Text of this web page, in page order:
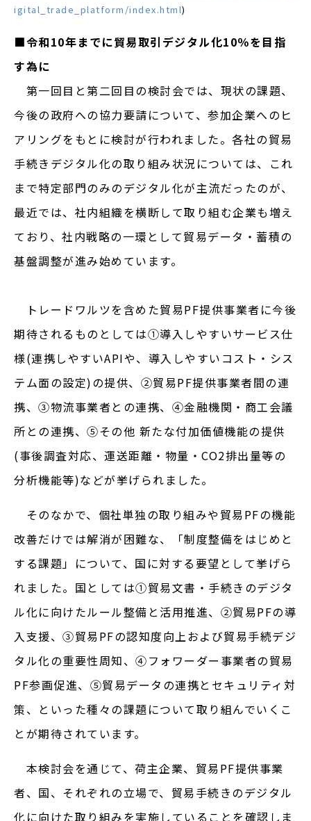
igital_trade_platform/index.html)
■令和10年までに貿易取引デジタル化10％を目指
す為に
第一回目と第二回目の検討会では、現状の課題、
今後の政府への協力要請について、参加企業へのヒ
アリングをもとに検討が行われました。各社の貿易
手続きデジタル化の取り組み状況については、これ
まで特定部門のみのデジタル化が主流だったのが、
最近では、社内組織を横断して取り組む企業も増え
ており、社内戦略の一環として貿易データ・蓄積の
基盤調整が進み始めています。
トレードワルツを含めた貿易PF提供事業者に今後
期待されるものとしては①導入しやすいサービス仕
様(連携しやすいAPIや、導入しやすいコスト・シス
テム面の設定)の提供、➁貿易PF提供事業者間の連
携、③物流事業者との連携、④金融機関・商工会議
所との連携、➄その他 新たな付加価値機能の提供
(事後調査対応、運送距離・物量・CO2排出量等の
分析機能等)などが挙げられました。
そのなかで、個社単独の取り組みや貿易PFの機能
改善だけでは解消が困難な、「制度整備をはじめと
する課題」について、国に対する要望として挙げら
れました。国としては①貿易文書・手続きのデジタ
ル化に向けたルール整備と活用推進、➁貿易PFの導
入支援、③貿易PFの認知度向上および貿易手続デジ
タル化の重要性周知、④フォワーダー事業者の貿易
PF参画促進、➄貿易データの連携とセキュリティ対
策、といった種々の課題について取り組んでいくこ
とが期待されています。
本検討会を通じて、荷主企業、貿易PF提供事業
者、国、それぞれの立場で、貿易手続きのデジタル
化に向けた取り組みを実施していることを確認しま